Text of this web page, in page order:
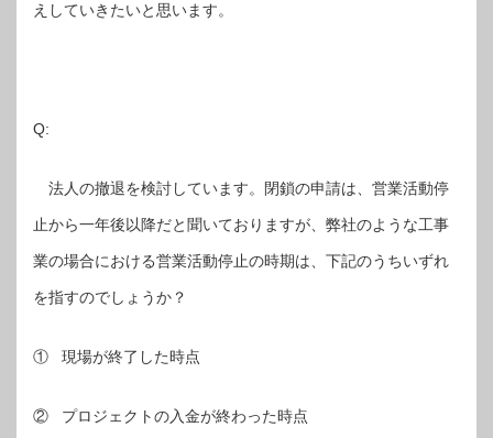
えしていきたいと思います。
Q:
法人の撤退を検討しています。閉鎖の申請は、営業活動停
止から一年後以降だと聞いておりますが、弊社のような工事
業の場合における営業活動停止の時期は、下記のうちいずれ
を指すのでしょうか？
① 現場が終了した時点
② プロジェクトの入金が終わった時点